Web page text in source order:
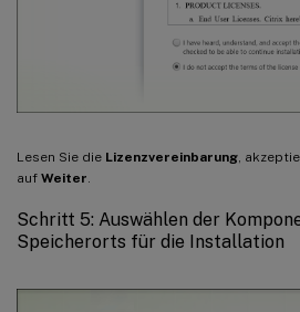
Lesen Sie die Lizenzvereinbarung,
auf Weiter.
Schritt 5: Auswählen der
Speicherorts für die Installation